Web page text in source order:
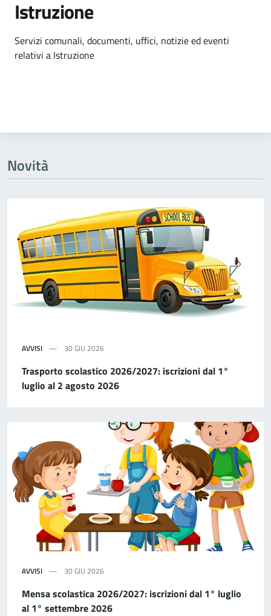
Istruzione
Dettagli dell'argomento
Servizi comunali, documenti, uffici, notizie ed eventi
relativi a Istruzione
Novità
AVVISI 30 GIU 2026
Trasporto scolastico 2026/2027: iscrizioni dal 1°
luglio al 2 agosto 2026
AVVISI 30 GIU 2026
Mensa scolastica 2026/2027: iscrizioni dal 1° luglio
al 1° settembre 2026